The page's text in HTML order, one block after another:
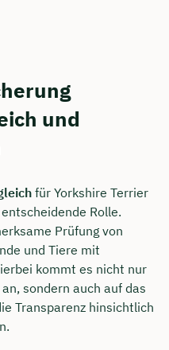
und
für Yorkshire Terrier
Rolle.
Prüfung von
und Tiere mit
kommt es nicht nur
an, sondern auch auf das
Transparenz hinsichtlich